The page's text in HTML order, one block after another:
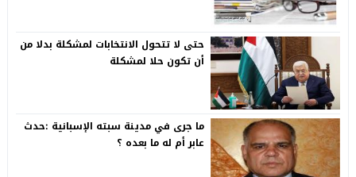
حتى لا تتحول الانتخابات لمشكلة بدلا من
أن تكون حلا لمشكلة
ما جرى في مدينة سبته الإسبانية :حدث
عابر أم له ما بعده ؟